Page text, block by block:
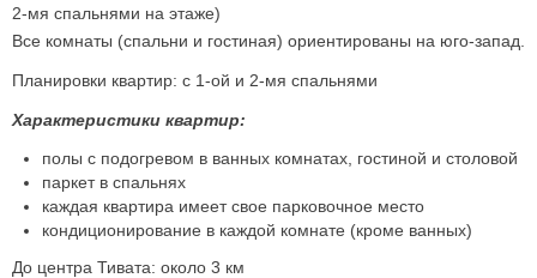
2-мя спальнями на этаже)
Все комнаты (спальни и гостиная) ориентированы на юго-запад.
Планировки квартир: с 1-ой и 2-мя спальнями
Характеристики квартир:
полы с подогревом в ванных комнатах, гостиной и столовой
паркет в спальнях
каждая квартира имеет свое парковочное место
кондиционирование в каждой комнате (кроме ванных)
До центра Тивата: около 3 км